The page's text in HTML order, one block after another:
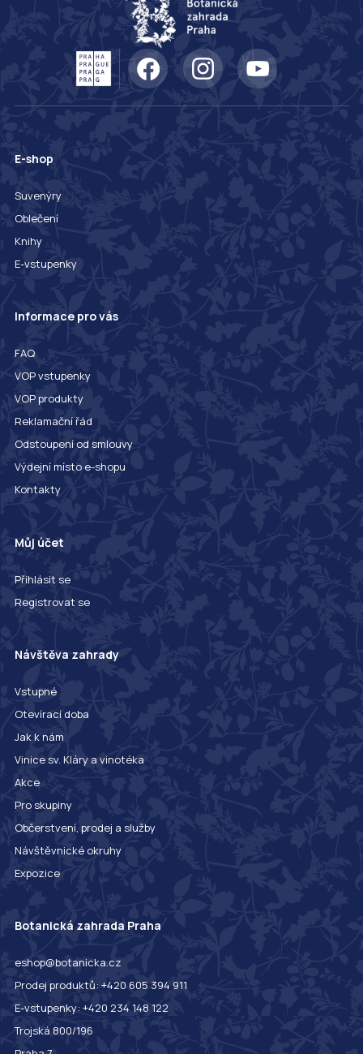
E-shop
Suvenýry
Oblečení
Knihy
E-vstupenky
Informace pro vás
FAQ
VOP vstupenky
VOP produkty
Reklamační řád
Odstoupení od smlouvy
Výdejní místo e-shopu
Kontakty
Můj účet
Přihlásit se
Registrovat se
Návštěva zahrady
Vstupné
Otevírací doba
Jak k nám
Vinice sv. Kláry a vinotéka
Akce
Pro skupiny
Občerstvení, prodej a služby
Návštěvnické okruhy
Expozice
Botanická zahrada Praha
eshop@botanicka.cz
Prodej produktů: +420 605 394 911
E-vstupenky: +420 234 148 122
Trojská 800/196